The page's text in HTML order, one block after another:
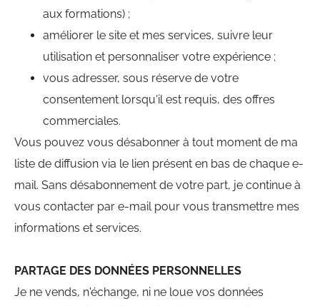
aux formations) ;
améliorer le site et mes services, suivre leur
utilisation et personnaliser votre expérience ;
vous adresser, sous réserve de votre
consentement lorsqu'il est requis, des offres
commerciales.
Vous pouvez vous désabonner à tout moment de ma
liste de diffusion via le lien présent en bas de chaque e-
mail. Sans désabonnement de votre part, je continue à
vous contacter par e-mail pour vous transmettre mes
informations et services.
PARTAGE DES DONNÉES PERSONNELLES
Je ne vends, n'échange, ni ne loue vos données